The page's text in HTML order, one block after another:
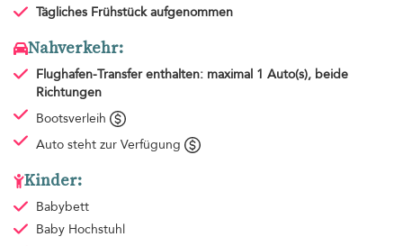
Tägliches Frühstück aufgenommen
Nahverkehr:
Flughafen-Transfer enthalten: maximal 1 Auto(s), beide
Richtungen
Bootsverleih
Auto steht zur Verfügung
Kinder:
Babybett
Baby Hochstuhl